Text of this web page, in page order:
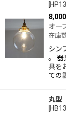
[
8,000
オー
在庫
シン
。 器
具を
ての
丸型
[